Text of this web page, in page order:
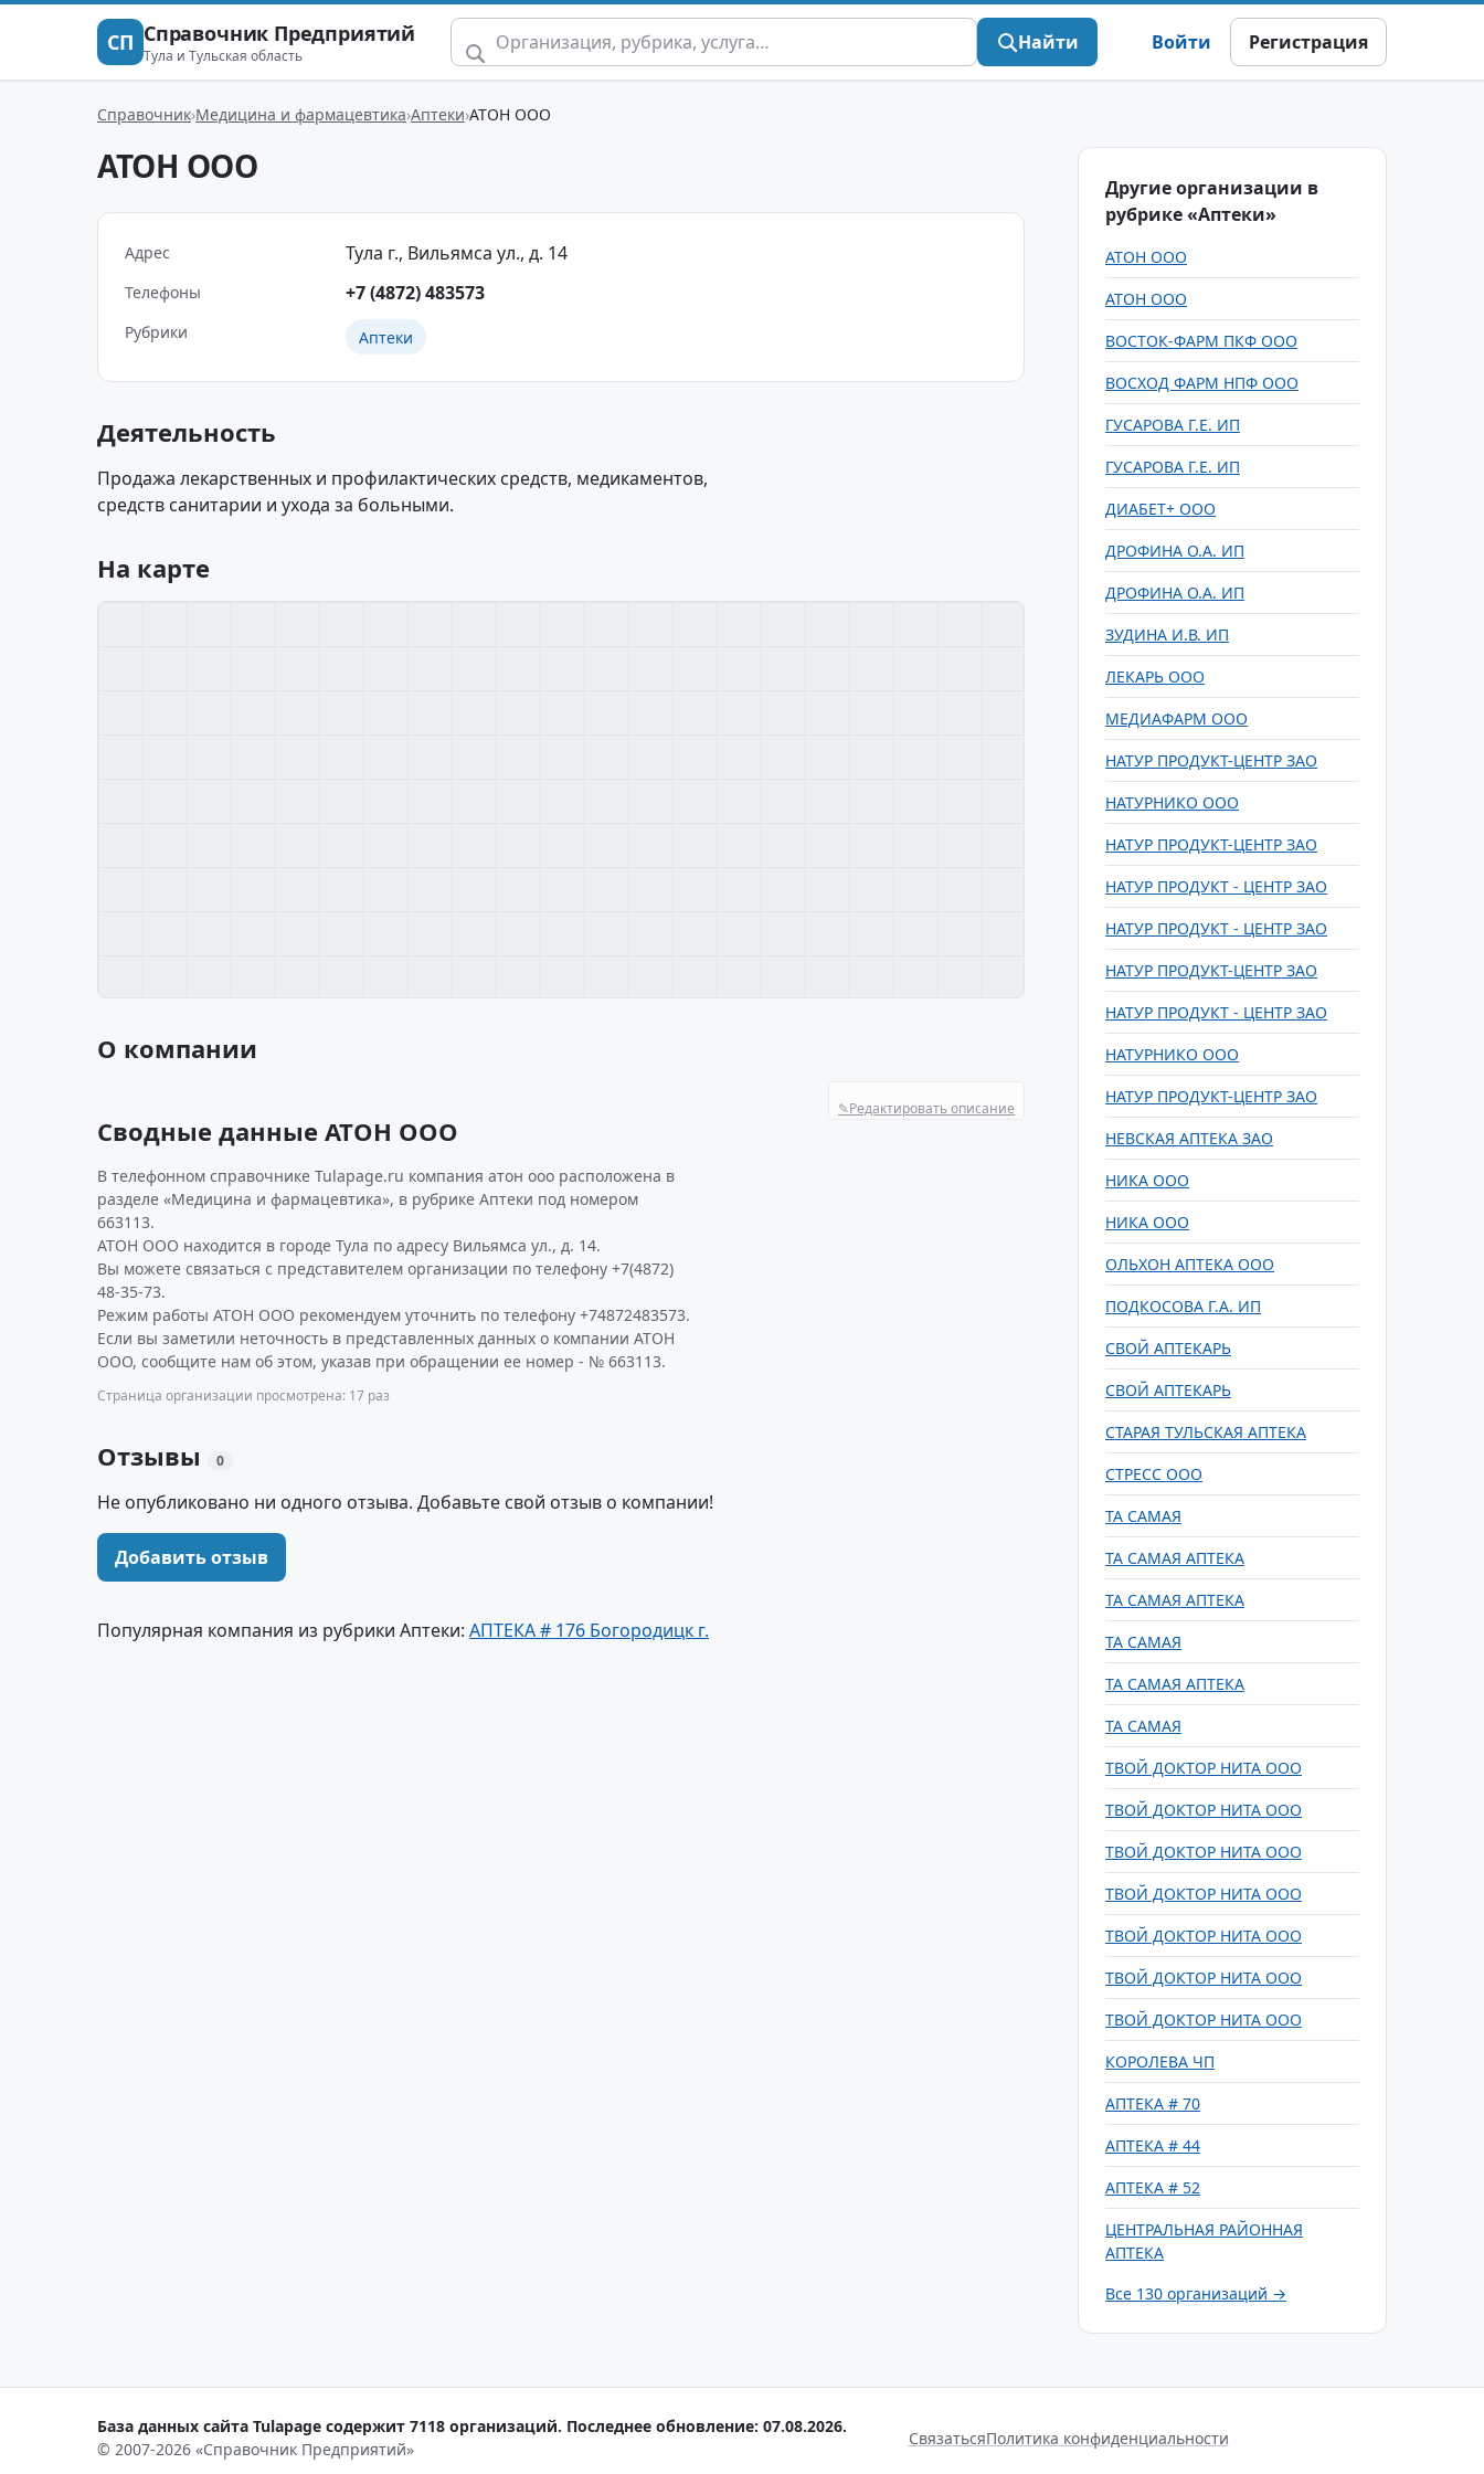
СП Справочник Предприятий
Тула и Тульская область
Найти Войти Регистрация
Справочник Медицина и фармацевтика Аптеки АТОН ООО
АТОН ООО
Адрес Тула г., Вильямса ул., д. 14
Телефоны +7 (4872) 483573
Рубрики Аптеки
Деятельность
Продажа лекарственных и профилактических средств, медикаментов,
средств санитарии и ухода за больными.
На карте
О компании
✎Редактировать описание
Сводные данные АТОН ООО
В телефонном справочнике Tulapage.ru компания атон ооо расположена в
разделе «Медицина и фармацевтика», в рубрике Аптеки под номером
663113.
АТОН ООО находится в городе Тула по адресу Вильямса ул., д. 14.
Вы можете связаться с представителем организации по телефону +7(4872)
48-35-73.
Режим работы АТОН ООО рекомендуем уточнить по телефону +74872483573.
Если вы заметили неточность в представленных данных о компании АТОН
ООО, сообщите нам об этом, указав при обращении ее номер - № 663113.
Страница организации просмотрена: 17 раз
Отзывы 0
Не опубликовано ни одного отзыва. Добавьте свой отзыв о компании!
Добавить отзыв
Популярная компания из рубрики Аптеки: АПТЕКА # 176 Богородицк г.
Другие организации в
рубрике «Аптеки»
АТОН ООО
АТОН ООО
ВОСТОК-ФАРМ ПКФ ООО
ВОСХОД ФАРМ НПФ ООО
ГУСАРОВА Г.Е. ИП
ГУСАРОВА Г.Е. ИП
ДИАБЕТ+ ООО
ДРОФИНА О.А. ИП
ДРОФИНА О.А. ИП
ЗУДИНА И.В. ИП
ЛЕКАРЬ ООО
МЕДИАФАРМ ООО
НАТУР ПРОДУКТ-ЦЕНТР ЗАО
НАТУРНИКО ООО
НАТУР ПРОДУКТ-ЦЕНТР ЗАО
НАТУР ПРОДУКТ - ЦЕНТР ЗАО
НАТУР ПРОДУКТ - ЦЕНТР ЗАО
НАТУР ПРОДУКТ-ЦЕНТР ЗАО
НАТУР ПРОДУКТ - ЦЕНТР ЗАО
НАТУРНИКО ООО
НАТУР ПРОДУКТ-ЦЕНТР ЗАО
НЕВСКАЯ АПТЕКА ЗАО
НИКА ООО
НИКА ООО
ОЛЬХОН АПТЕКА ООО
ПОДКОСОВА Г.А. ИП
СВОЙ АПТЕКАРЬ
СВОЙ АПТЕКАРЬ
СТАРАЯ ТУЛЬСКАЯ АПТЕКА
СТРЕСС ООО
ТА САМАЯ
ТА САМАЯ АПТЕКА
ТА САМАЯ АПТЕКА
ТА САМАЯ
ТА САМАЯ АПТЕКА
ТА САМАЯ
ТВОЙ ДОКТОР НИТА ООО
ТВОЙ ДОКТОР НИТА ООО
ТВОЙ ДОКТОР НИТА ООО
ТВОЙ ДОКТОР НИТА ООО
ТВОЙ ДОКТОР НИТА ООО
ТВОЙ ДОКТОР НИТА ООО
ТВОЙ ДОКТОР НИТА ООО
КОРОЛЕВА ЧП
АПТЕКА # 70
АПТЕКА # 44
АПТЕКА # 52
ЦЕНТРАЛЬНАЯ РАЙОННАЯ
АПТЕКА
Все 130 организаций →
База данных сайта Tulapage содержит 7118 организаций. Последнее обновление: 07.08.2026.
© 2007-2026 «Справочник Предприятий»
СвязатьсяПолитика конфиденциальности